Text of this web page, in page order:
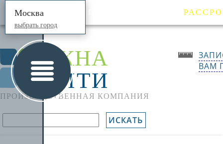
Москва
выбрать город
ОКНА
СИТИ
ПРОИЗВОДСТВЕННАЯ КОМПАНИЯ
ИСКАТЬ
ВАМ